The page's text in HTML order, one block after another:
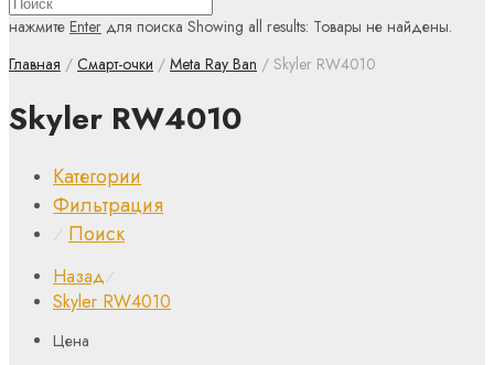
нажмите Enter для поиска Showing all results: Товары не найдены.
Главная / Смарт-очки / Meta Ray Ban / Skyler RW4010
Skyler RW4010
Категории
Фильтрация
⁄ Поиск
Назад⁄
Skyler RW4010
Цена